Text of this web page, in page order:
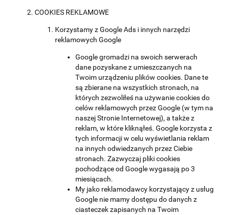
COOKIES REKLAMOWE
Korzystamy z Google Ads i innych narzędzi
reklamowych Google
Google gromadzi na swoich serwerach
dane pozyskane z umieszczanych na
Twoim urządzeniu plików cookies. Dane te
są zbierane na wszystkich stronach, na
których zezwoliłeś na używanie cookies do
celów reklamowych przez Google (w tym na
naszej Stronie Internetowej), a także z
reklam, w które kliknąłeś. Google korzysta z
tych informacji w celu wyświetlania reklam
na innych odwiedzanych przez Ciebie
stronach. Zazwyczaj pliki cookies
pochodzące od Google wygasają po 3
miesiącach.
My jako reklamodawcy korzystający z usług
Google nie mamy dostępu do danych z
ciasteczek zapisanych na Twoim